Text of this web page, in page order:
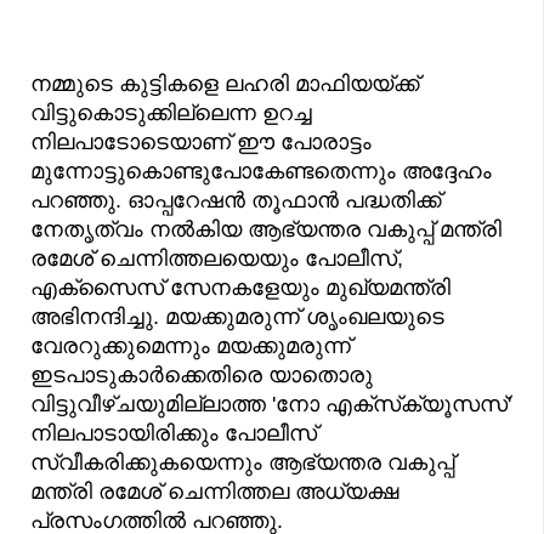
നമ്മുടെ കുട്ടികളെ ലഹരി മാഫിയയ്ക്ക്
വിട്ടുകൊടുക്കില്ലെന്ന ഉറച്ച
നിലപാടോടെയാണ് ഈ പോരാട്ടം
മുന്നോട്ടുകൊണ്ടുപോകേണ്ടതെന്നും അദ്ദേഹം
പറഞ്ഞു. ഓപ്പറേഷൻ തൂഫാൻ പദ്ധതിക്ക്
നേതൃത്വം നൽകിയ ആഭ്യന്തര വകുപ്പ് മന്ത്രി
രമേശ് ചെന്നിത്തലയെയും പോലീസ്,
എക്‌സൈസ് സേനകളേയും മുഖ്യമന്ത്രി
അഭിനന്ദിച്ചു. മയക്കുമരുന്ന് ശൃംഖലയുടെ
വേരറുക്കുമെന്നും മയക്കുമരുന്ന്
ഇടപാടുകാർക്കെതിരെ യാതൊരു
വിട്ടുവീഴ്ചയുമില്ലാത്ത 'നോ എക്‌സ്‌ക്യൂസസ്'
നിലപാടായിരിക്കും പോലീസ്
സ്വീകരിക്കുകയെന്നും ആഭ്യന്തര വകുപ്പ്
മന്ത്രി രമേശ് ചെന്നിത്തല അധ്യക്ഷ
പ്രസംഗത്തിൽ പറഞ്ഞു.